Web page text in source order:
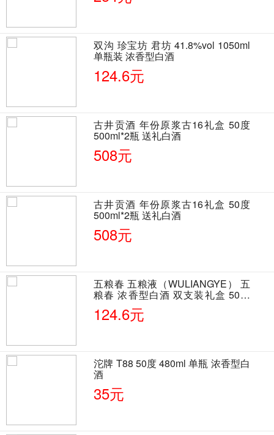
双沟 珍宝坊 君坊 41.8%vol 1050ml
单瓶装 浓香型白酒
124.6元
古井贡酒 年份原浆古16礼盒 50度
500ml*2瓶 送礼白酒
508元
古井贡酒 年份原浆古16礼盒 50度
500ml*2瓶 送礼白酒
508元
五粮春 五粮液（WULIANGYE） 五
粮春 浓香型白酒 双支装礼盒 50度
500ml*2瓶 含酒具
124.6元
沱牌 T88 50度 480ml 单瓶 浓香型白
酒
35元